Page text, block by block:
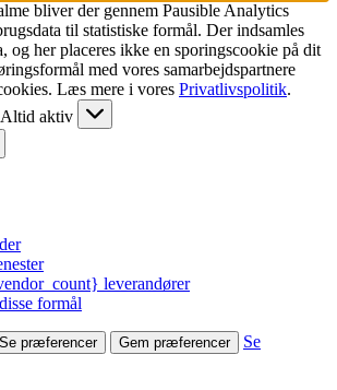
bliver der gennem Pausible Analytics
til statistiske formål. Der indsamles
og her placeres ikke en sporingscookie på dit
med vores samarbejdspartnere
Læs mere i vores Privatlivspolitik.
Funktionsdygtig
Altid aktiv
leverandører
formål
Se præferencer Gem præferencer
Se